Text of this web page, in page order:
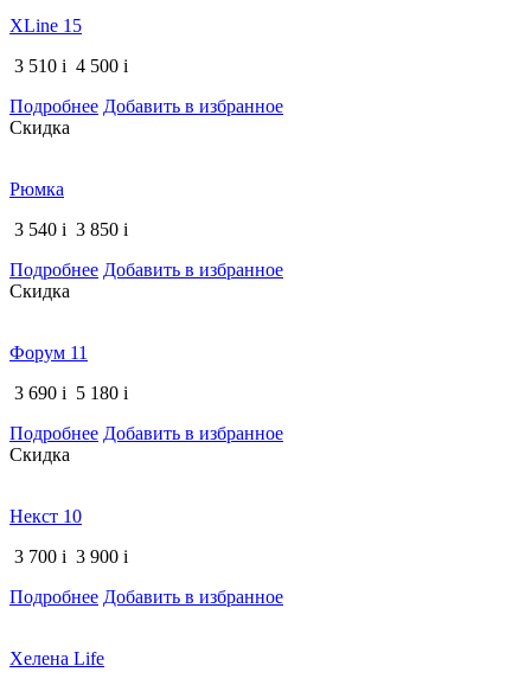
XLine 15
3 510 i 4 500 i
Подробнее Добавить в избранное
Скидка
Рюмка
3 540 i 3 850 i
Подробнее Добавить в избранное
Скидка
Форум 11
3 690 i 5 180 i
Подробнее Добавить в избранное
Скидка
Некст 10
3 700 i 3 900 i
Подробнее Добавить в избранное
Хелена Life